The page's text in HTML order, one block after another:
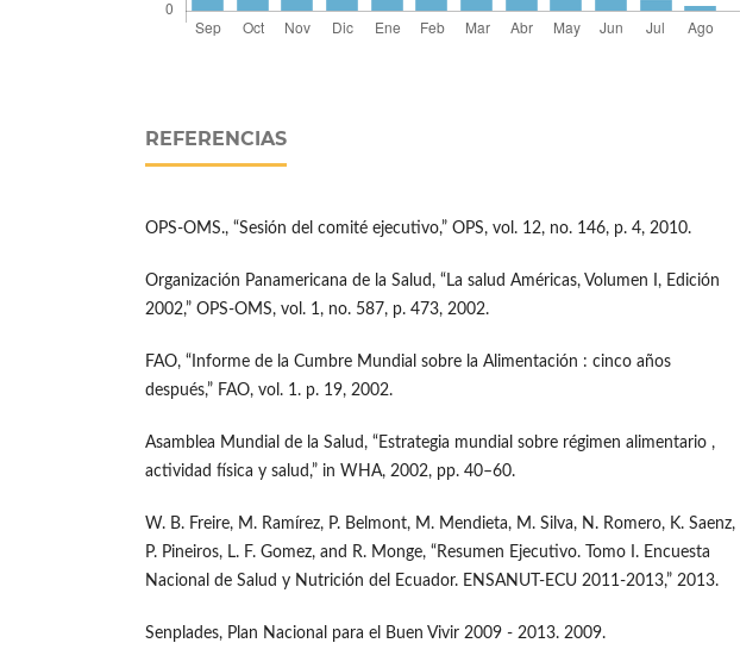
REFERENCIAS
OPS-OMS., “Sesión del comité ejecutivo,” OPS, vol. 12, no. 146, p. 4, 2010.
Organización Panamericana de la Salud, “La salud Américas, Volumen I, Edición
2002,” OPS-OMS, vol. 1, no. 587, p. 473, 2002.
FAO, “Informe de la Cumbre Mundial sobre la Alimentación : cinco años
después,” FAO, vol. 1. p. 19, 2002.
Asamblea Mundial de la Salud, “Estrategia mundial sobre régimen alimentario ,
actividad física y salud,” in WHA, 2002, pp. 40–60.
W. B. Freire, M. Ramírez, P. Belmont, M. Mendieta, M. Silva, N. Romero, K. Saenz,
P. Pineiros, L. F. Gomez, and R. Monge, “Resumen Ejecutivo. Tomo I. Encuesta
Nacional de Salud y Nutrición del Ecuador. ENSANUT-ECU 2011-2013,” 2013.
Senplades, Plan Nacional para el Buen Vivir 2009 - 2013. 2009.